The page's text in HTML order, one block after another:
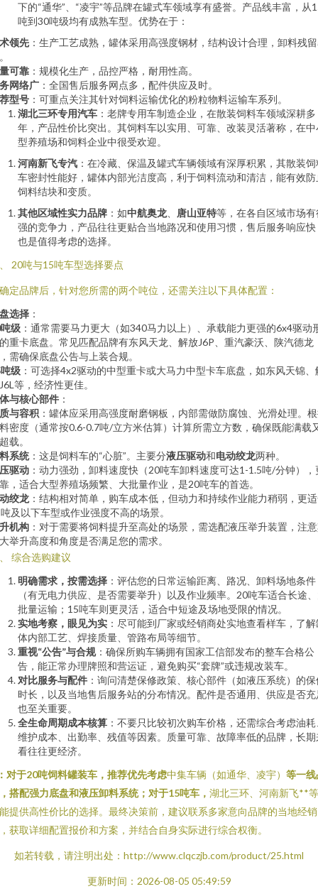
下的“通华”、“凌宇”等品牌在罐式车领域享有盛誉。产品线丰富，从
吨到30吨级均有成熟车型。优势在于：
领先 ：生产工艺成熟，罐体采用高强度钢材，结构设计合理，卸料残
可靠 ：规模化生产，品控严格，耐用性高。
网络广 ：全国售后服务网点多，配件供应及时。
型号 ：可重点关注其针对饲料运输优化的粉粒物料运输车系列。
湖北三环专用汽车 ：老牌专用车制造企业，在散装饲料车领域深耕多
年，产品性价比突出。其饲料车以实用、可靠、改装灵活著称，在中
型养殖场和饲料企业中很受欢迎。
河南新飞专汽 ：在冷藏、保温及罐式车辆领域有深厚积累，其散装饲
车密封性能好，罐体内部光洁度高，利于饲料流动和清洁，能有效防
饲料结块和变质。
其他区域性实力品牌 ：如中航奥龙 唐山亚特等，在各自区域市场有
强的竞争力，产品往往更贴合当地路况和使用习惯，售后服务响应快
也是值得考虑的选择。
20吨与15吨车型选择要点
定品牌后，针对您所需的两个吨位，还需关注以下具体配置：
选择 ：
级 ：通常需要马力更大（如340马力以上）、承载能力更强的6x4驱动
重卡底盘。常见匹配品牌有东风天龙、解放J6P、重汽豪沃、陕汽德龙
需确保底盘公告与上装合规。
级 ：可选择4x2驱动的中型重卡或大马力中型卡车底盘，如东风天锦、
等，经济性更佳。
与核心部件 ：
与容积 ：罐体应采用高强度耐磨钢板，内部需做防腐蚀、光滑处理。
密度（通常按0.6-0.7吨/立方米估算）计算所需立方数，确保既能满载
载。
系统：这是饲料车的“心脏”。主要分液压驱动和电动绞龙两种。
驱动 ：动力强劲，卸料速度快（20吨车卸料速度可达1-1.5吨/分钟），
，适合大型养殖场频繁、大批量作业，是20吨车的首选。
绞龙 ：结构相对简单，购车成本低，但动力和持续作业能力稍弱，更
及以下车型或作业强度不高的场景。
机构 ：对于需要将饲料提升至高处的场景，需选配液压举升装置，注
举升高度和角度是否满足您的需求。
综合选购建议
明确需求，按需选择 ：评估您的日常运输距离、路况、卸料场地条件
（有无电力供应、是否需要举升）以及作业频率。20吨车适合长途
批量运输；15吨车则更灵活，适合中短途及场地受限的情况。
实地考察，眼见为实 ：尽可能到厂家或经销商处实地查看样车，了
体内部工艺、焊接质量、管路布局等细节。
重视“公告”与合规：确保所购车辆拥有国家工信部发布的整车合格公
告，能正常办理牌照和营运证，避免购买“套牌”或违规改装车。
对比服务与配件 ：询问清楚保修政策、核心部件（如液压系统）的保
时长，以及当地售后服务站的分布情况。配件是否通用、供应是否充
也至关重要。
全生命周期成本核算 ：不要只比较初次购车价格，还需综合考虑油
维护成本、出勤率、残值等因素。质量可靠、故障率低的品牌，长期
看往往更经济。
对于20吨饲料罐装车，推荐优先考虑中集车辆（如通华、凌宇） 等一线
搭配强力底盘和液压卸料系统；对于15吨车， 湖北三环、河南新飞**
提供高性价比的选择。最终决策前，建议联系多家意向品牌的当地经销
获取详细配置报价和方案，并结合自身实际进行综合权衡。
如若转载，请注明出处：http://www.clqczjb.com/product/25.html
更新时间：2026-08-05 05:49:59